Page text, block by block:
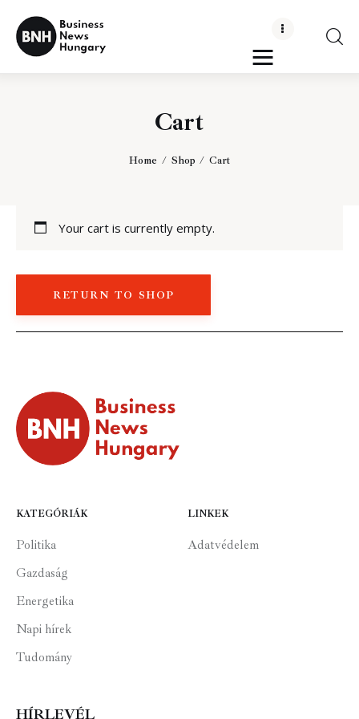
Cart
Home Shop Cart
Business News Hungary
the Kick-ass Multipurpose WordPress Theme
Gazdaság
Your cart is currently empty.
RETURN TO SHOP
KATEGÓRIÁK
Politika
Gazdaság
Energetika
Napi hírek
Tudomány
LINKEK
Adatvédelem
HÍRLEVÉL